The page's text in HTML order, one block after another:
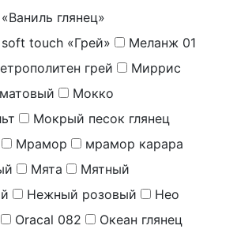
глянец»
touch «Грей»
Меланж 01
грей
Миррис
Мокко
Мокрый песок глянец
Мрамор
мрамор карара
Мята
Мятный
Нежный розовый
Нео
Оracal 082
Океан глянец